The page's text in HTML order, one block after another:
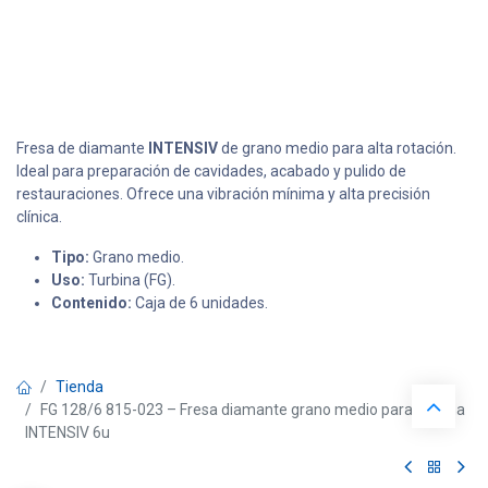
Fresa de diamante INTENSIVde grano medio para alta rotación.
Ideal para preparación de cavidades, acabado y pulido de
restauraciones. Ofrece una vibración mínima y alta precisión
clínica.
Tipo: Grano medio.
Uso: Turbina (FG).
Contenido: Caja de 6 unidades.
Tienda
FG 128/6 815-023 – Fresa diamante grano medio para turbina
INTENSIV 6u